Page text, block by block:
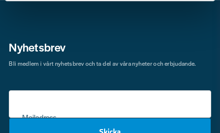
Nyhetsbrev
Mejladress
Bli medlem i vårt nyhetsbrev och ta del av våra nyheter och erbjudande.